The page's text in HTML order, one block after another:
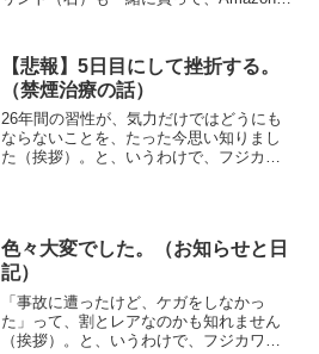
拶）。と、いうわけで、フジカワです。
目が覚めた時...
【悲報】5日目にして挫折する。
（禁煙治療の話）
26年間の習性が、気力だけではどうにも
ならないことを、たった今思い知りまし
た（挨拶）。と、いうわけで、フジカワ
わった朝、皆様いかがお...
色々大変でした。（お知らせと日
記）
「事故に遭ったけど、ケガをしなかっ
た」って、割とレアなのかも知れません
（挨拶）。と、いうわけで、フジカワで